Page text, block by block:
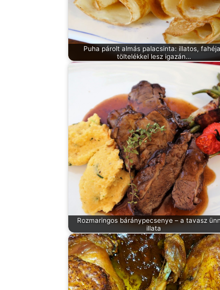
Puha párolt almás palacsinta: illatos,
töltelékkel lesz igazán…
Rozmaringos báránypecsenye – a tavasz
illata